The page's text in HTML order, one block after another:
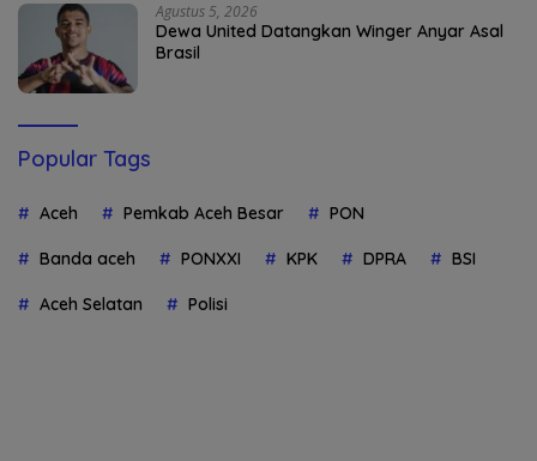
Agustus 5, 2026
Dewa United Datangkan Winger Anyar Asal
Brasil
Popular Tags
Aceh Pemkab Aceh Besar PON
Banda aceh PONXXI KPK DPRA BSI
Aceh Selatan Polisi